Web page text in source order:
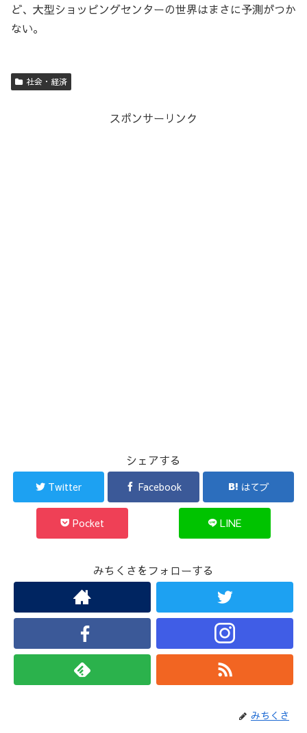
ど、大型ショッピングセンターの世界はまさに予測がつか
ない。
社会・経済
スポンサーリンク
シェアする
Twitter Facebook はてブ
Pocket LINE
みちくさをフォローする
みちくさ